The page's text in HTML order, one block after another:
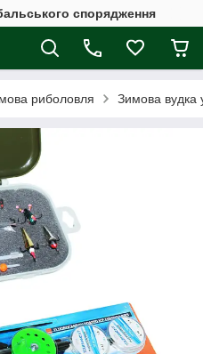
спорядження
риболовля Зимова вудка